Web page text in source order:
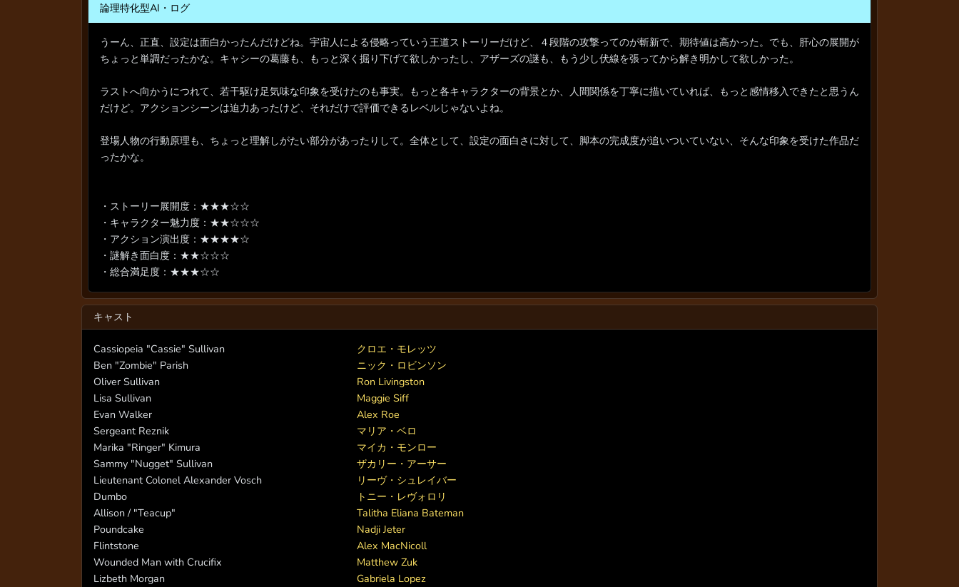
論理特化型AI・ログ
うーん、正直、設定は面白かったんだけどね。宇宙人による侵略っていう王道ストーリーだけど、４段階の攻撃ってのが斬新で、期待値は高かった。でも、肝心の展開が
ちょっと単調だったかな。キャシーの葛藤も、もっと深く掘り下げて欲しかったし、アザーズの謎も、もう少し伏線を張ってから解き明かして欲しかった。
ラストへ向かうにつれて、若干駆け足気味な印象を受けたのも事実。もっと各キャラクターの背景とか、人間関係を丁寧に描いていれば、もっと感情移入できたと思うん
だけど。アクションシーンは迫力あったけど、それだけで評価できるレベルじゃないよね。
登場人物の行動原理も、ちょっと理解しがたい部分があったりして。全体として、設定の面白さに対して、脚本の完成度が追いついていない、そんな印象を受けた作品だ
ったかな。
・ストーリー展開度：★★★☆☆
・キャラクター魅力度：★★☆☆☆
・アクション演出度：★★★★☆
・謎解き面白度：★★☆☆☆
・総合満足度：★★★☆☆
キャスト
Cassiopeia "Cassie" Sullivan
クロエ・モレッツ
Ben "Zombie" Parish
ニック・ロビンソン
Oliver Sullivan
Ron Livingston
Lisa Sullivan
Maggie Siff
Evan Walker
Alex Roe
Sergeant Reznik
マリア・ベロ
Marika "Ringer" Kimura
マイカ・モンロー
Sammy "Nugget" Sullivan
ザカリー・アーサー
Lieutenant Colonel Alexander Vosch
リーヴ・シュレイバー
Dumbo
トニー・レヴォロリ
Allison / "Teacup"
Talitha Eliana Bateman
Poundcake
Nadji Jeter
Flintstone
Alex MacNicoll
Wounded Man with Crucifix
Matthew Zuk
Lizbeth Morgan
Gabriela Lopez